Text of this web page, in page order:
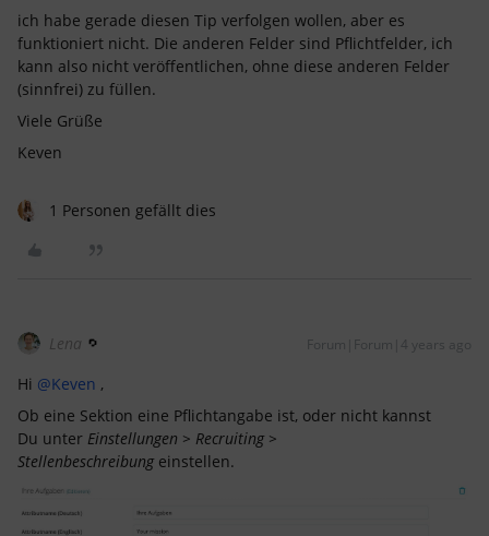
ich habe gerade diesen Tip verfolgen wollen, aber es
funktioniert nicht. Die anderen Felder sind Pflichtfelder, ich
kann also nicht veröffentlichen, ohne diese anderen Felder
(sinnfrei) zu füllen.
Viele Grüße
Keven
1 Personen gefällt dies
Lena Forum|Forum|4 years ago
Hi @Keven ,
Ob eine Sektion eine Pflichtangabe ist, oder nicht kannst
Du unter Einstellungen > Recruiting >
Stellenbeschreibung einstellen.